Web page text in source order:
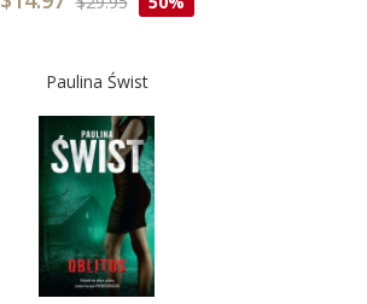
Paulina Świst